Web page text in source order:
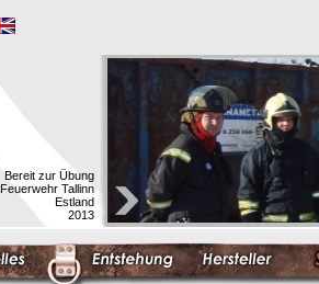
Bereit zur Übung
Feuerwehr Tallinn
Estland
2013